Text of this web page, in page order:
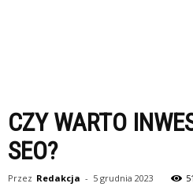
CZY WARTO
SEO?
Przez Redakcja - 5 grudnia 2023